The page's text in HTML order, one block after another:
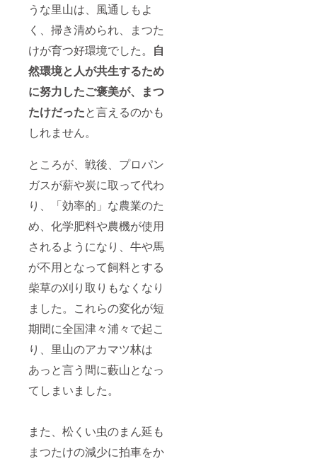
うな里山は、風通しもよ
く、掃き清められ、まつた
けが育つ好環境でした。 自
然環境と人が共生するため
に努力したご褒美が、まつ
たけだったと言えるのかも
しれません。
ところが、戦後、プロパン
ガスが薪や炭に取って代わ
り、「効率的」な農業のた
め、化学肥料や農機が使用
されるようになり、牛や馬
が不用となって飼料とする
柴草の刈り取りもなくなり
ました。これらの変化が短
期間に全国津々浦々で起こ
り、里山のアカマツ林は
あっと言う間に藪山となっ
てしまいました。
また、松くい虫のまん延も
まつたけの減少に拍車をか